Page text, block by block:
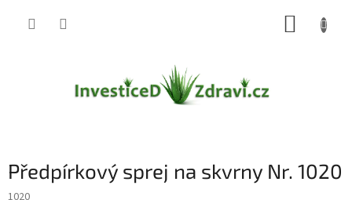
Předpírkový sprej na skvrny Nr. 1020